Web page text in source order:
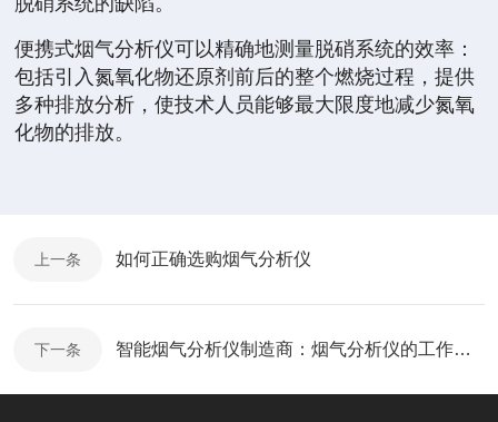
便携式烟气分析仪可以精确地测量脱硝系统的效率：
包括引入氮氧化物还原剂前后的整个燃烧过程，提供
多种排放分析，使技术人员能够最大限度地减少氮氧
化物的排放。
上一条 如何正确选购烟气分析仪
下一条 智能烟气分析仪制造商：烟气分析仪的工作原理